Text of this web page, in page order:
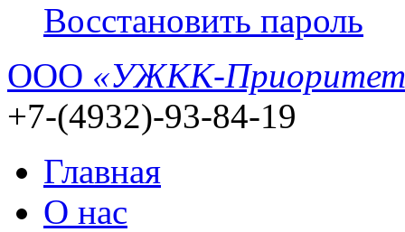
Восстановить пароль
ООО «УЖКК-
+7-(4932)-93-84-19
Главная
О нас